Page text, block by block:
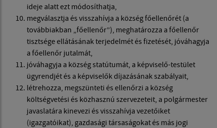
ideje alatt ezt módosíthatja,
megválasztja és visszahívja a község főellenőrét (a
továbbiakban „főellenőr”), meghatározza a főellenőr
tisztsége ellátásának terjedelmét és fizetését, jóváhagyja
a főellenőr jutalmát,
jóváhagyja a község statútumát, a képviselő-testület
ügyrendjét és a képviselők díjazásának szabályait,
létrehozza, megszünteti és ellenőrzi a község
költségvetési és közhasznú szervezeteit, a polgármester
javaslatára kinevezi és visszahívja vezetőiket
(igazgatóikat), gazdasági társaságokat és más jogi